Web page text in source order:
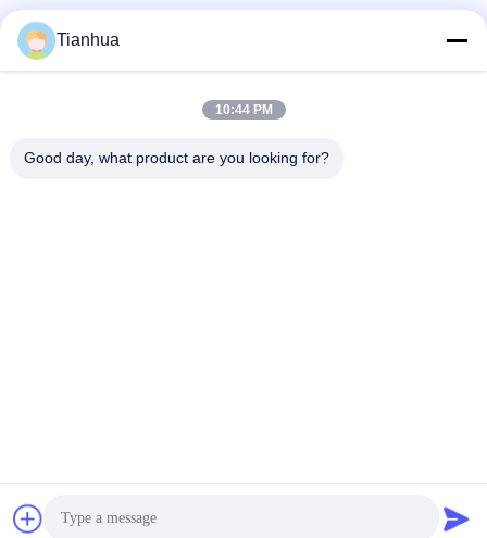
Tianhua
10:44 PM
Good day, what product are you looking for?